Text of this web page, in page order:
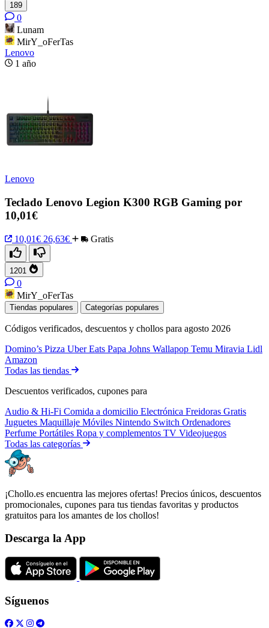
189
0
Lunam
MirY_oFerTas
Lenovo
1 año
Lenovo
Teclado Lenovo Legion K300 RGB Gaming por
10,01€
10,01€ 26,63€ Gratis
1201
0
MirY_oFerTas
Tiendas populares Categorías populares
Códigos verificados, descuentos y chollos para agosto 2026
Domino’s Pizza Uber Eats Papa Johns Wallapop Temu Miravia Lidl
Amazon
Todas las tiendas
Descuentos verificados, cupones para
Audio & Hi-Fi Comida a domicilio Electrónica Freidoras Gratis
Juguetes Maquillaje Móviles Nintendo Switch Ordenadores
Perfume Portátiles Ropa y complementos TV Videojuegos
Todas las categorías
¡Chollo.es encuentra las mejores ofertas! Precios únicos, descuentos
promocionales, cupones para tus tiendas favoritas y productos
gratuitos para los amantes de los chollos!
Descarga la App
Síguenos